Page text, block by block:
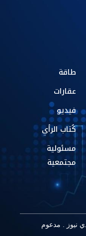
طاقة
عقارات
فيديو
كُتاب الرأي
مسئولية
مجتمعية
© الاقتصادي نيوز . مدعوم